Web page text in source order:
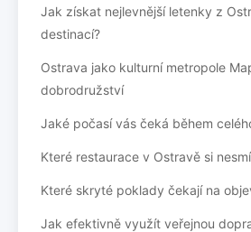
Jak získat nejlevnější letenky z
destinací?
Ostrava jako kulturní metropole
dobrodružství
Jaké počasí vás čeká během
Které restaurace v Ostravě si
Které skryté poklady čekají na
Jak efektivně využít veřejnou